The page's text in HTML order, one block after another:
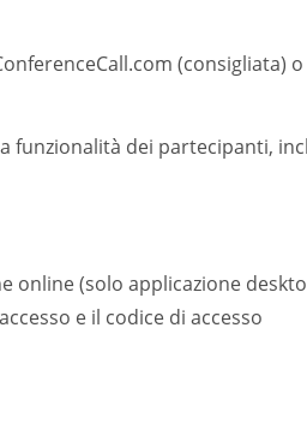
(consigliata) o
funzionalità dei partecipanti,
online (solo applicazione
e il codice di accesso